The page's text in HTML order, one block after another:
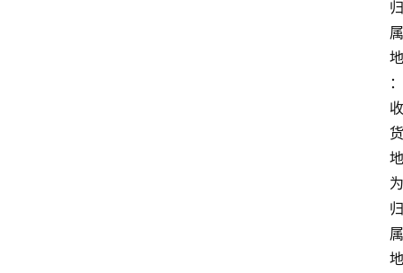
归
属
地
：
收
货
地
为
归
属
地